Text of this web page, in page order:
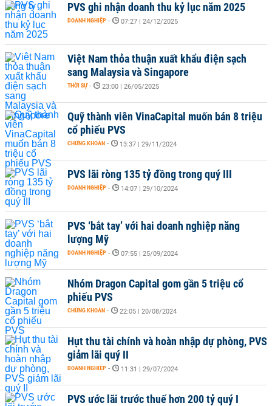
PVS ghi nhận doanh thu kỷ lục năm 2025
DOANH NGHIỆP - 07:27 | 24/12/2025
Việt Nam thỏa thuận xuất khẩu điện sạch
sang Malaysia và Singapore
THỜI SỰ - 23:00 | 26/05/2025
Quỹ thành viên VinaCapital muốn bán 8 triệu
cổ phiếu PVS
CHỨNG KHOÁN - 13:37 | 29/11/2024
PVS lãi ròng 135 tỷ đồng trong quý III
DOANH NGHIỆP - 14:07 | 29/10/2024
PVS ‘bắt tay’ với hai doanh nghiệp năng
lượng Mỹ
DOANH NGHIỆP - 07:55 | 25/09/2024
Nhóm Dragon Capital gom gần 5 triệu cổ
phiếu PVS
CHỨNG KHOÁN - 22:05 | 20/08/2024
Hụt thu tài chính và hoàn nhập dự phòng, PVS
giảm lãi quý II
DOANH NGHIỆP - 11:31 | 29/07/2024
PVS ước lãi trước thuế hơn 200 tỷ quý I